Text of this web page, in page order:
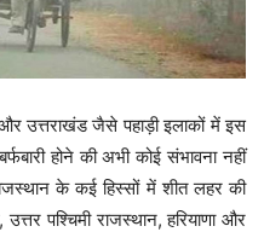
उत्तराखंड जैसे पहाड़ी इलाकों में इस
होने की अभी कोई संभावना नहीं
के कई हिस्सों में शीत लहर की
पश्चिमी राजस्थान, हरियाणा और